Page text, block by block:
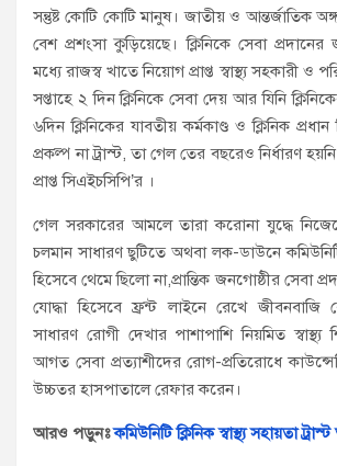
সন্তুষ্ট কোটি কোটি মানুষ। জাতীয় ও আন্তর্জাতিক
বেশ প্রশংসা কুড়িয়েছে। ক্লিনিকে সেবা
মধ্যে রাজস্ব খাতে নিয়োগ প্রাপ্ত স্বাস্থ্য সহকারী ও
সপ্তাহে ২ দিন ক্লিনিকে সেবা দেয় আর যিনি
৬দিন ক্লিনিকের যাবতীয় কর্মকাণ্ড ও ক্লিনিক
প্রকল্প না ট্রাস্ট, তা গেল তের বছরেও নির্ধারণ
প্রাপ্ত সিএইচসিপি’র ।
গেল সরকারের আমলে তারা করোনা যুদ্ধে
চলমান সাধারণ ছুটিতে অথবা লক-ডাউনে কমিউনিটি
হিসেবে থেমে ছিলো না,প্রান্তিক জনগোষ্ঠীর সেবা
যোদ্ধা হিসেবে ফ্রন্ট লাইনে রেখে
সাধারণ রোগী দেখার পাশাপাশি নিয়মিত স্বাস্থ্য
আগত সেবা প্রত্যাশীদের রোগ-প্রতিরোধে
উচ্চতর হাসপাতালে রেফার করেন।
আরও পড়ুনঃকমিউনিটি ক্লিনিক স্বাস্থ্য সহায়তা